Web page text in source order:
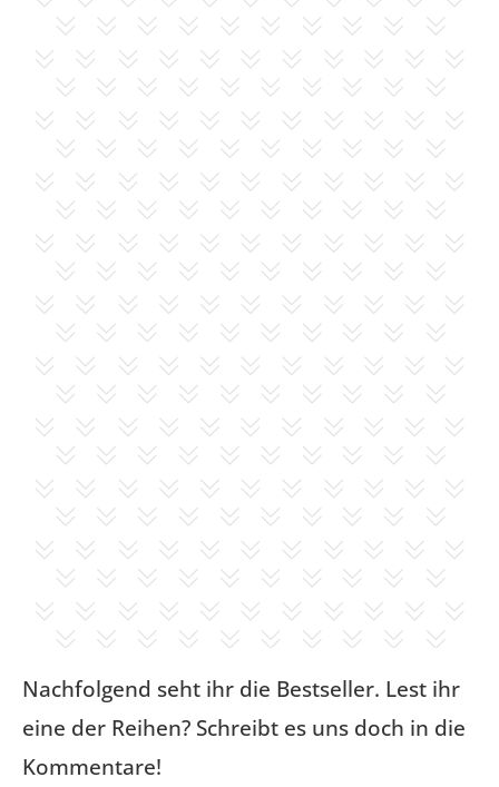
Nachfolgend seht ihr die Bestseller. Lest ihr
eine der Reihen? Schreibt es uns doch in die
Kommentare!